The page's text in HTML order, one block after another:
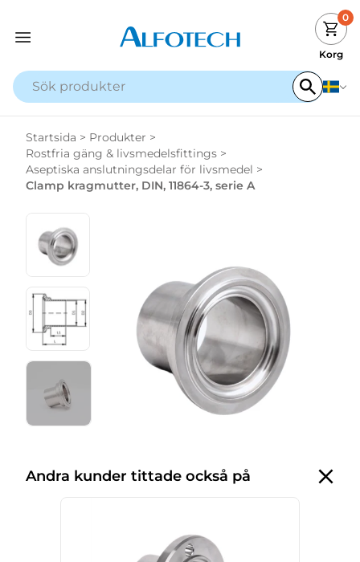
0
Korg
Startsida > Produkter >
Rostfria gäng & livsmedelsfittings >
Aseptiska anslutningsdelar för livsmedel >
Clamp kragmutter, DIN, 11864-3, serie A
Andra kunder tittade också på